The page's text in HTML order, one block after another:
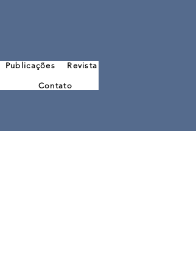
Publicações Revista
Contato